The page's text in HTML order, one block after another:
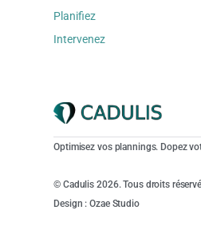
Planifiez
Intervenez
Optimisez vos plannings. Dopez
© Cadulis 2026. Tous droits
Design : Ozae Studio